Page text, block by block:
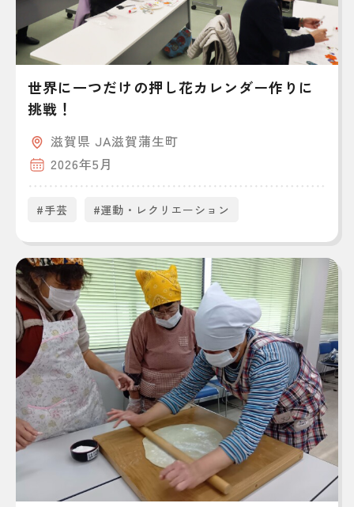
世界に一つだけの押し花カレンダー作りに
挑戦！
滋賀県 JA滋賀蒲生町
2026年5月
#手芸 #運動・レクリエーション